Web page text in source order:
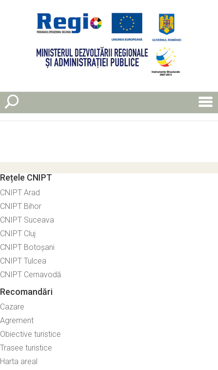
Rețele CNIPT
CNIPT Arad
CNIPT Bihor
CNIPT Suceava
CNIPT Cluj
CNIPT Botoșani
CNIPT Tulcea
CNIPT Cernavodă
Recomandări
Cazare
Agrement
Obiective turistice
Trasee turistice
Harta areal